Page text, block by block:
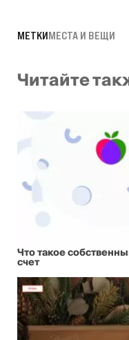
МЕТКИМЕСТА И ВЕЩИ
Читайте
Что такое
счет